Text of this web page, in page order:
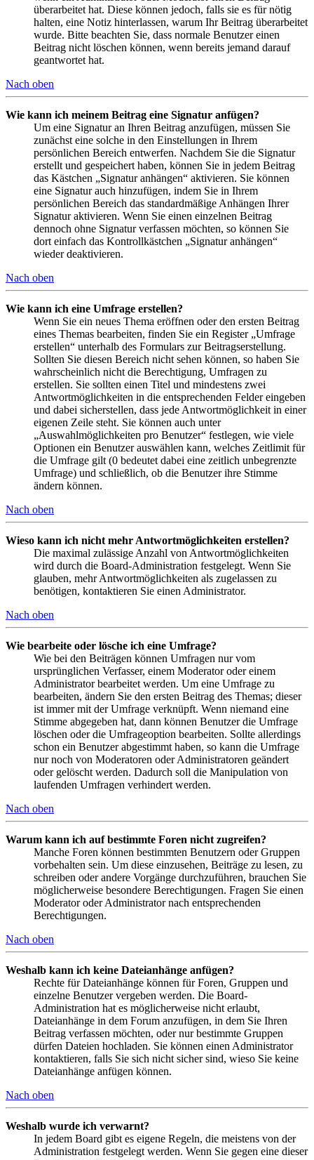
überarbeitet hat. Diese können jedoch, falls sie es für nötig
halten, eine Notiz hinterlassen, warum Ihr Beitrag überarbeitet
wurde. Bitte beachten Sie, dass normale Benutzer einen
Beitrag nicht löschen können, wenn bereits jemand darauf
geantwortet hat.
Nach oben
Wie kann ich meinem Beitrag eine Signatur anfügen?
Um eine Signatur an Ihren Beitrag anzufügen, müssen Sie
zunächst eine solche in den Einstellungen in Ihrem
persönlichen Bereich entwerfen. Nachdem Sie die Signatur
erstellt und gespeichert haben, können Sie in jedem Beitrag
das Kästchen „Signatur anhängen“ aktivieren. Sie können
eine Signatur auch hinzufügen, indem Sie in Ihrem
persönlichen Bereich das standardmäßige Anhängen Ihrer
Signatur aktivieren. Wenn Sie einen einzelnen Beitrag
dennoch ohne Signatur verfassen möchten, so können Sie
dort einfach das Kontrollkästchen „Signatur anhängen“
wieder deaktivieren.
Nach oben
Wie kann ich eine Umfrage erstellen?
Wenn Sie ein neues Thema eröffnen oder den ersten Beitrag
eines Themas bearbeiten, finden Sie ein Register „Umfrage
erstellen“ unterhalb des Formulars zur Beitragserstellung.
Sollten Sie diesen Bereich nicht sehen können, so haben Sie
wahrscheinlich nicht die Berechtigung, Umfragen zu
erstellen. Sie sollten einen Titel und mindestens zwei
Antwortmöglichkeiten in die entsprechenden Felder eingeben
und dabei sicherstellen, dass jede Antwortmöglichkeit in einer
eigenen Zeile steht. Sie können auch unter
„Auswahlmöglichkeiten pro Benutzer“ festlegen, wie viele
Optionen ein Benutzer auswählen kann, welches Zeitlimit für
die Umfrage gilt (0 bedeutet dabei eine zeitlich unbegrenzte
Umfrage) und schließlich, ob die Benutzer ihre Stimme
ändern können.
Nach oben
Wieso kann ich nicht mehr Antwortmöglichkeiten erstellen?
Die maximal zulässige Anzahl von Antwortmöglichkeiten
wird durch die Board-Administration festgelegt. Wenn Sie
glauben, mehr Antwortmöglichkeiten als zugelassen zu
benötigen, kontaktieren Sie einen Administrator.
Nach oben
Wie bearbeite oder lösche ich eine Umfrage?
Wie bei den Beiträgen können Umfragen nur vom
ursprünglichen Verfasser, einem Moderator oder einem
Administrator bearbeitet werden. Um eine Umfrage zu
bearbeiten, ändern Sie den ersten Beitrag des Themas; dieser
ist immer mit der Umfrage verknüpft. Wenn niemand eine
Stimme abgegeben hat, dann können Benutzer die Umfrage
löschen oder die Umfrageoption bearbeiten. Sollte allerdings
schon ein Benutzer abgestimmt haben, so kann die Umfrage
nur noch von Moderatoren oder Administratoren geändert
oder gelöscht werden. Dadurch soll die Manipulation von
laufenden Umfragen verhindert werden.
Nach oben
Warum kann ich auf bestimmte Foren nicht zugreifen?
Manche Foren können bestimmten Benutzern oder Gruppen
vorbehalten sein. Um diese einzusehen, Beiträge zu lesen, zu
schreiben oder andere Vorgänge durchzuführen, brauchen Sie
möglicherweise besondere Berechtigungen. Fragen Sie einen
Moderator oder Administrator nach entsprechenden
Berechtigungen.
Nach oben
Weshalb kann ich keine Dateianhänge anfügen?
Rechte für Dateianhänge können für Foren, Gruppen und
einzelne Benutzer vergeben werden. Die Board-
Administration hat es möglicherweise nicht erlaubt,
Dateianhänge in dem Forum anzufügen, in dem Sie Ihren
Beitrag verfassen möchten, oder nur bestimmte Gruppen
dürfen Dateien hochladen. Sie können einen Administrator
kontaktieren, falls Sie sich nicht sicher sind, wieso Sie keine
Dateianhänge anfügen können.
Nach oben
Weshalb wurde ich verwarnt?
In jedem Board gibt es eigene Regeln, die meistens von der
Administration festgelegt werden. Wenn Sie gegen eine dieser